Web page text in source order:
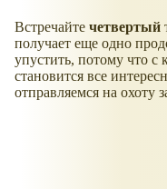
Встречайте четвертый
получает еще одно
упустить, потому что
становится все
отправляемся на охоту